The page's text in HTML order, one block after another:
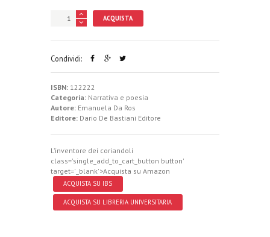
ACQUISTA
Condividi:
ISBN: 122222
Categoria: Narrativa e poesia
Autore: Emanuela Da Ros
Editore: Dario De Bastiani Editore
L’inventore dei coriandoli
class='single_add_to_cart_button button'
target='_blank'>Acquista su Amazon
ACQUISTA SU IBS
ACQUISTA SU LIBRERIA UNIVERSITARIA